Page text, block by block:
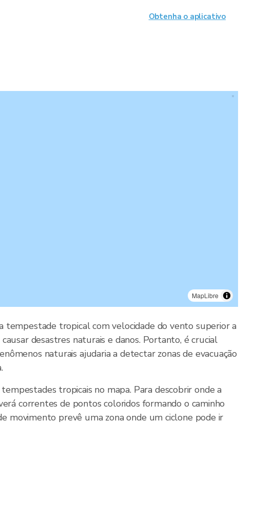
MapLibre
tempestade tropical com velocidade do vento superior a
desastres naturais e danos. Portanto, é crucial
naturais ajudaria a detectar zonas de evacuação
tropicais no mapa. Para descobrir onde a
correntes de pontos coloridos formando o caminho
movimento prevê uma zona onde um ciclone pode ir
Obtenha o aplicativo